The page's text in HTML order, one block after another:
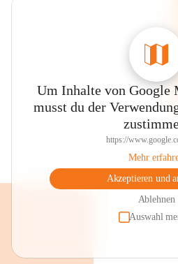
Um Inhalte von Google
musst du der
https://
Mehr
Akzeptieren und
Ablehnen
Auswahl